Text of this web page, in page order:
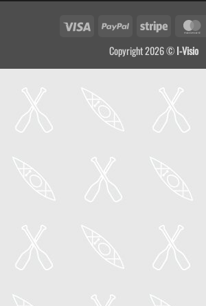
Visa PayPal Stripe
Copyright 2026 ©I-Visio